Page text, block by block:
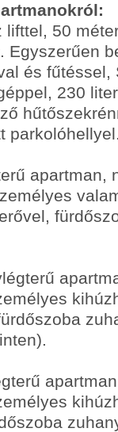
50
Egyszerűen
és fűtéssel,
230
apartman,